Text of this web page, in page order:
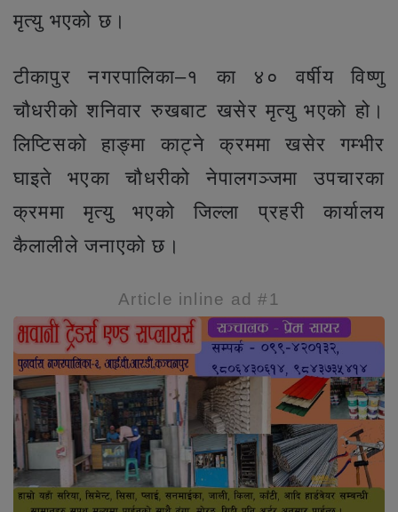
मृत्यु भएको छ।
टीकापुर नगरपालिका–१ का ४० वर्षीय विष्णु
चौधरीको शनिवार रुखबाट खसेर मृत्यु भएको हो।
लिप्टिसको हाङ्मा काट्ने क्रममा खसेर गम्भीर
घाइते भएका चौधरीको नेपालगञ्जमा उपचारका
क्रममा मृत्यु भएको जिल्ला प्रहरी कार्यालय
कैलालीले जनाएको छ।
Article inline ad #1